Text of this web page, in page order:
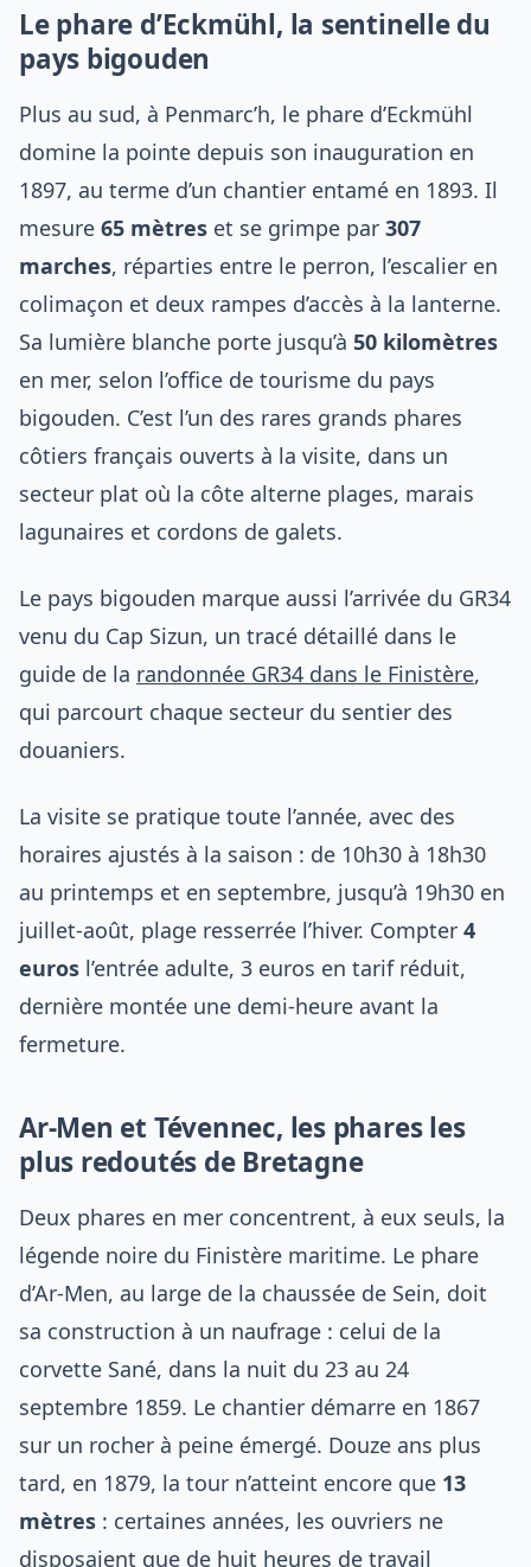
Le phare d’Eckmühl, la sentinelle du
pays bigouden
Plus au sud, à Penmarc’h, le phare d’Eckmühl
domine la pointe depuis son inauguration en
1897, au terme d’un chantier entamé en 1893. Il
mesure 65 mètres et se grimpe par 307
marches, réparties entre le perron, l’escalier en
colimaçon et deux rampes d’accès à la lanterne.
Sa lumière blanche porte jusqu’à 50 kilomètres
en mer, selon l’office de tourisme du pays
bigouden. C’est l’un des rares grands phares
côtiers français ouverts à la visite, dans un
secteur plat où la côte alterne plages, marais
lagunaires et cordons de galets.
Le pays bigouden marque aussi l’arrivée du GR34
venu du Cap Sizun, un tracé détaillé dans le
guide de la randonnée GR34 dans le Finistère,
qui parcourt chaque secteur du sentier des
douaniers.
La visite se pratique toute l’année, avec des
horaires ajustés à la saison : de 10h30 à 18h30
au printemps et en septembre, jusqu’à 19h30 en
juillet-août, plage resserrée l’hiver. Compter 4
euros l’entrée adulte, 3 euros en tarif réduit,
dernière montée une demi-heure avant la
fermeture.
Ar-Men et Tévennec, les phares les
plus redoutés de Bretagne
Deux phares en mer concentrent, à eux seuls, la
légende noire du Finistère maritime. Le phare
d’Ar-Men, au large de la chaussée de Sein, doit
sa construction à un naufrage : celui de la
corvette Sané, dans la nuit du 23 au 24
septembre 1859. Le chantier démarre en 1867
sur un rocher à peine émergé. Douze ans plus
tard, en 1879, la tour n’atteint encore que 13
mètres : certaines années, les ouvriers ne
disposaient que de huit heures de travail